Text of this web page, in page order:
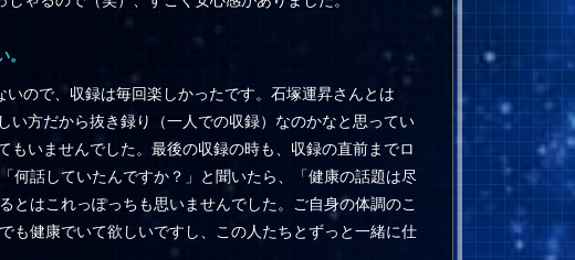
ので、収録は毎回楽しかったです。石塚運昇さんとは
い方だから抜き録り（一人での収録）なのかなと思ってい
いませんでした。最後の収録の時も、収録の直前までロ
何話していたんですか？」と聞いたら、「健康の話題は尽
とはこれっぽっちも思いませんでした。ご自身の体調のこ
も健康でいて欲しいですし、この人たちとずっと一緒に仕